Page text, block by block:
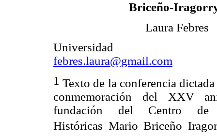
Briceño-
Laura Febres
Universidad
febres.laura@gmail.com
1 Texto de la conferencia
conmemoración del XXV
fundación del Centro de
Históricas Mario Briceño